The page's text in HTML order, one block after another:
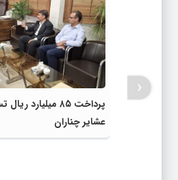
پرداخت ۸۵ میلیارد
عشایر چناران
‹